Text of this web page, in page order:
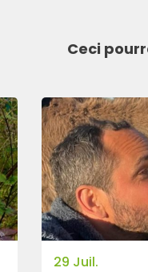
Ceci
29 Juil.